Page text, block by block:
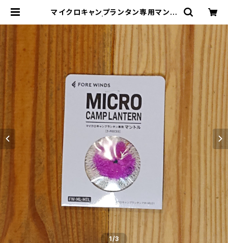
マイクロキャンプランタン専用マント
1/3